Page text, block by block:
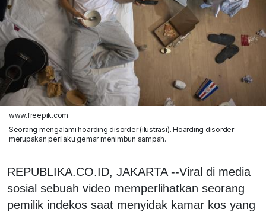
www.freepik.com
Seorang mengalami hoarding disorder (ilustrasi). Hoarding disorder
merupakan perilaku gemar menimbun sampah.
REPUBLIKA.CO.ID, JAKARTA --Viral di media
sosial sebuah video memperlihatkan seorang
pemilik indekos saat menyidak kamar kos yang